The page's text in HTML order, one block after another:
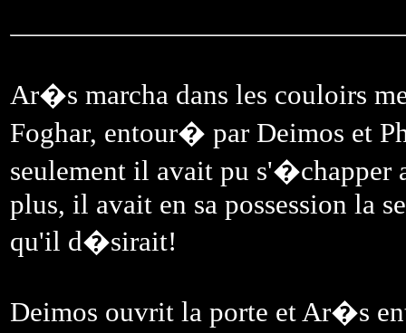
Ar�s marcha dans les couloirs
Foghar, entour� par Deimos et
seulement il avait pu s'�chapper
plus, il avait en sa possession la
qu'il d�sirait!
Deimos ouvrit la porte et Ar�s